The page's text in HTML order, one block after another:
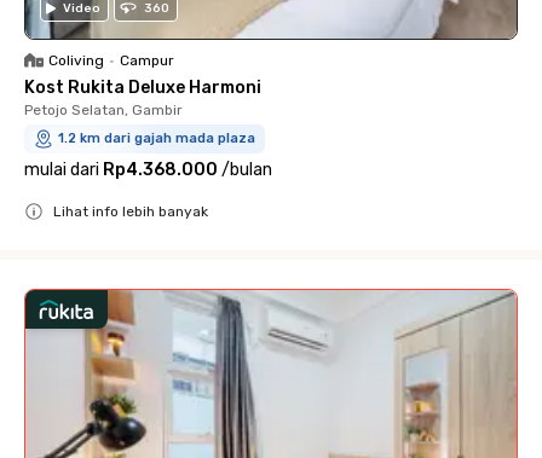
Video 360
Coliving • Campur
Kost Rukita Deluxe Harmoni
Petojo Selatan, Gambir
1.2 km dari gajah mada plaza
mulai dari Rp4.368.000 /bulan
Lihat info lebih banyak